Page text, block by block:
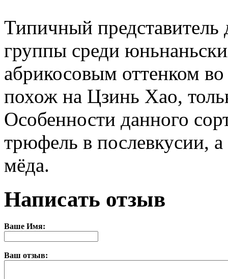
Типичный
группы среди
абрикосовым оттенком
похож на Цзинь Хао,
Особенности данного
трюфель в послевкусии,
мёда.
Написать отзыв
Ваше Имя:
Ваш отзыв: